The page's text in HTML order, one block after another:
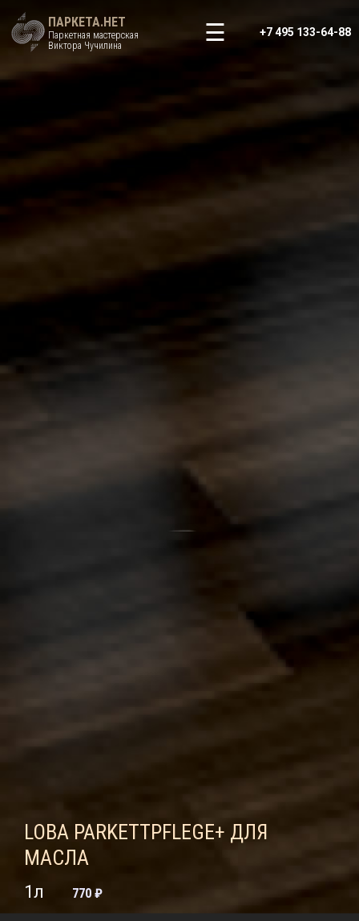
ПАРКЕТА.НЕТ
Паркетная мастерская
Виктора Чучилина
+7 495 133-64-88
LOBA PARKETTPFLEGE+ ДЛЯ
МАСЛА
1л 770 ₽